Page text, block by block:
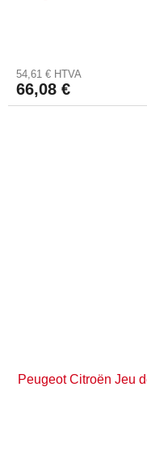
54,61 € HTVA
66,08 €
Peugeot Citroën Jeu